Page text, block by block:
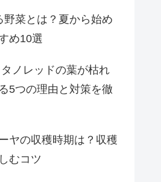
野菜とは？夏から始め
め10選
タノレッドの葉が枯れ
5つの理由と対策を徹
ヤの収穫時期は？収穫
むコツ